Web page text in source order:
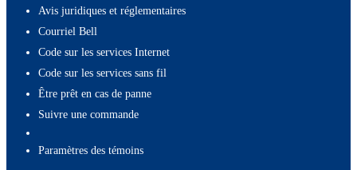
Avis juridiques et réglementaires
Courriel Bell
Code sur les services Internet
Code sur les services sans fil
Être prêt en cas de panne
Suivre une commande
paramètres des témoins